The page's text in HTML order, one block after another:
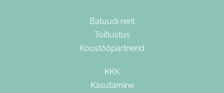
Batuudi rent
Toitlustus
Koostööpartnerid
KKK
Kasutamine